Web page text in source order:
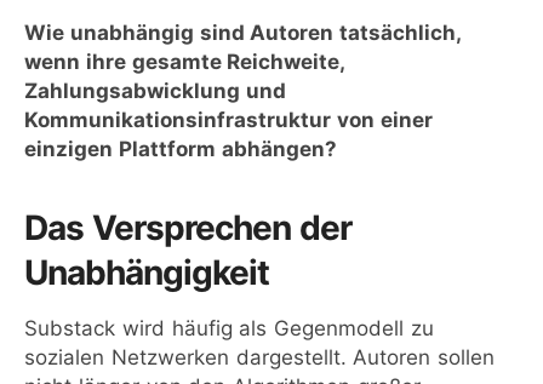
Wie unabhängig sind Autoren tatsächlich,
wenn ihre gesamte Reichweite,
Zahlungsabwicklung und
Kommunikationsinfrastruktur von einer
einzigen Plattform abhängen?
Das Versprechen der
Unabhängigkeit
Substack wird häufig als Gegenmodell zu
sozialen Netzwerken dargestellt. Autoren sollen